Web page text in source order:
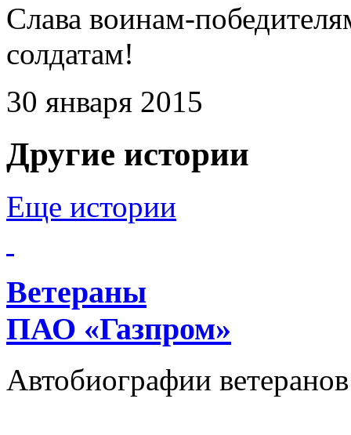
Слава воинам-
солдатам!
30 января 2015
Другие истории
Еще истории
Ветераны
ПАО «Газпром»
Автобиографии ветеранов